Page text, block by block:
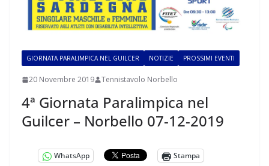
GIORNATA PARALIMPICA NEL GUILCER NOTIZIE PROSSIMI EVENTI
20 Novembre 2019 Tennistavolo Norbello
4ª Giornata Paralimpica nel
Guilcer – Norbello 07-12-2019
WhatsApp Stampa